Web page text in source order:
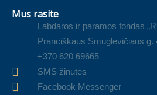
Mus rasite
Labdaros ir paramos fondas
Pranciškaus Smuglevičiaus g.
+370 620 69665
SMS žinutės
Facebook Messenger